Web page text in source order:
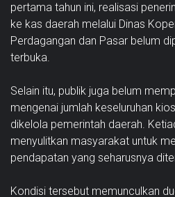
pertama tahun ini, realisasi
ke kas daerah melalui Dinas
Perdagangan dan Pasar belum
terbuka.
Selain itu, publik juga belum
mengenai jumlah keseluruhan
dikelola pemerintah daerah.
menyulitkan masyarakat untuk
pendapatan yang seharusnya
Kondisi tersebut memunculkan